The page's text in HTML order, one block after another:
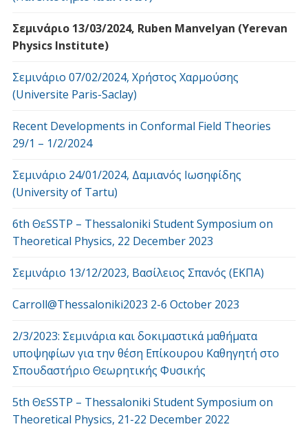
Σεμινάριο 13/03/2024, Ruben Manvelyan (Yerevan
Physics Institute)
Σεμινάριο 07/02/2024, Χρήστος Χαρμούσης
(Universite Paris-Saclay)
Recent Developments in Conformal Field Theories
29/1 – 1/2/2024
Σεμινάριο 24/01/2024, Δαμιανός Ιωσηφίδης
(University of Tartu)
6th ΘεSSTP – Thessaloniki Student Symposium on
Theoretical Physics, 22 December 2023
Σεμινάριο 13/12/2023, Βασίλειος Σπανός (ΕΚΠΑ)
Carroll@Thessaloniki2023 2-6 October 2023
2/3/2023: Σεμινάρια και δοκιμαστικά μαθήματα
υποψηφίων για την θέση Επίκουρου Καθηγητή στο
Σπουδαστήριο Θεωρητικής Φυσικής
5th ΘεSSTP – Thessaloniki Student Symposium on
Theoretical Physics, 21-22 December 2022